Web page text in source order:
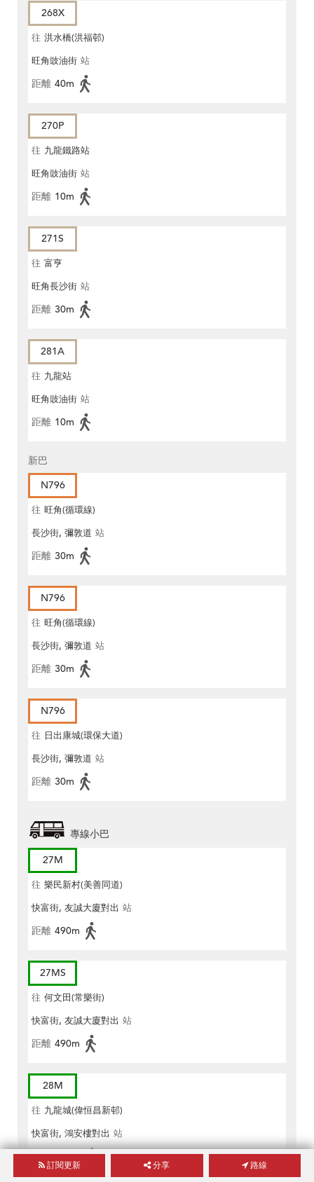
268X
往 洪水橋(洪福邨)
旺角豉油街 站
距離 40m
270P
往 九龍鐵路站
旺角豉油街 站
距離 10m
271S
往 富亨
旺角長沙街 站
距離 30m
281A
往 九龍站
旺角豉油街 站
距離 10m
新巴
N796
往 旺角(循環線)
長沙街, 彌敦道 站
距離 30m
N796
往 旺角(循環線)
長沙街, 彌敦道 站
距離 30m
N796
往 日出康城(環保大道)
長沙街, 彌敦道 站
距離 30m
專線小巴
27M
往 樂民新村(美善同道)
快富街, 友誠大廈對出 站
距離 490m
27MS
往 何文田(常樂街)
快富街, 友誠大廈對出 站
距離 490m
28M
往 九龍城(偉恒昌新邨)
快富街, 鴻安樓對出 站
距離 490m
訂閱更新 分享 路線